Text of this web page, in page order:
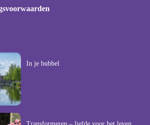
In je bubbel